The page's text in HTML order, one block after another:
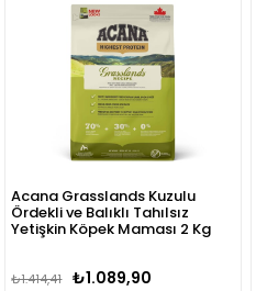
Acana Grasslands Kuzulu
Ördekli ve Balıklı Tahılsız
Yetişkin Köpek Maması 2 Kg
₺1.089,90
₺1.414,41